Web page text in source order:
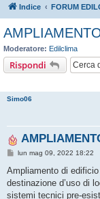
Indice FORUM
Moderatore: Edilclima
Rispondi
Simo06
M
s
a
g
lun mag 09, 2022 18:22
Ampliamento di
destinazione d’uso di
sistemi tecnici pre-